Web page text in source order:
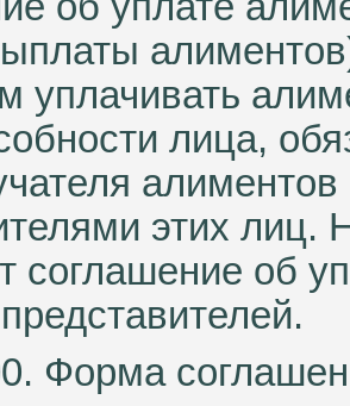
уплачивать
лица,
этих
соглашение об
Форма